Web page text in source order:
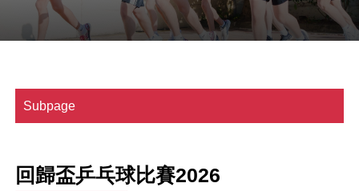
Subpage
回歸盃乒乓球比賽2026